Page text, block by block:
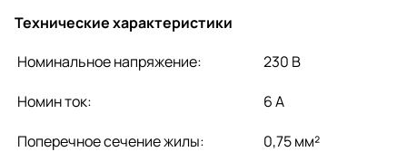
Технические характеристики
Номинальное напряжение:
230 В
Номин ток:
6 А
Поперечное сечение жилы:
0,75 мм²